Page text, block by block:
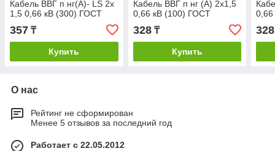
Кабель ВВГ п нг(А)- LS 2х
1,5 0,66 кВ (300) ГОСТ
357 ₸
Купить
Кабель ВВГ п нг (А) 2х1,5
0,66 кВ (100) ГОСТ
328₸
Купить
328
О нас
Рейтинг не сформирован
Менее 5 отзывов за последний год
Работает с 22.05.2012